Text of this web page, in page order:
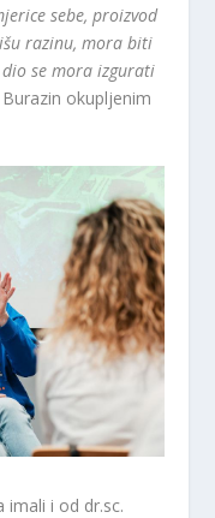
sebe, proizvod
razinu, mora biti
se mora izgurati
okupljenim
imali i od dr.sc.